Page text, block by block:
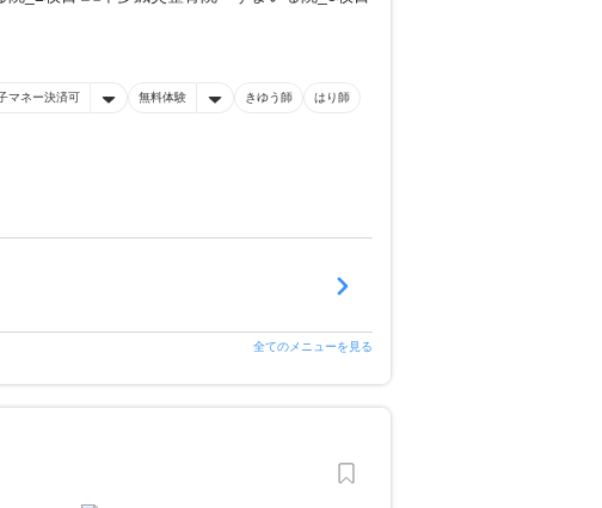
マネー決済可 無料体験 きゆう師 はり師
全てのメニューを見る